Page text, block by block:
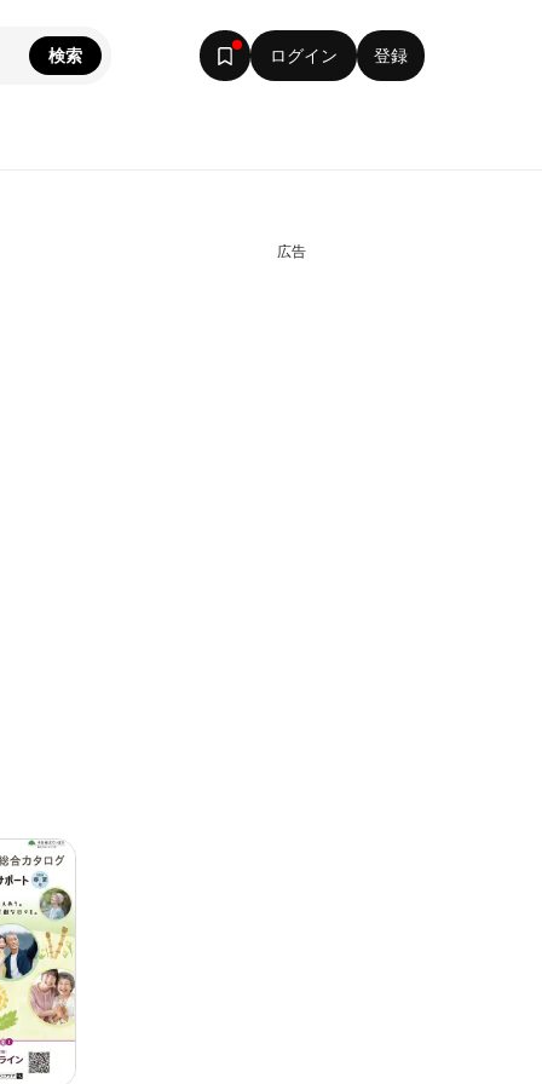
検索 ログイン 登録
広告